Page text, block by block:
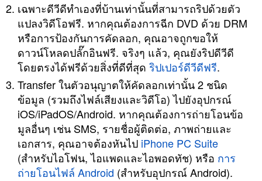
เฉพาะดีวีดีทำเองที่บ้านเท่านั้นที่สามารถริปด้วยตัว
แปลงวิดีโอฟรี. หากคุณต้องการฉีก DVD ด้วย DRM
หรือการป้องกันการคัดลอก, คุณอาจถูกขอให้
ดาวน์โหลดปลั๊กอินฟรี. จริงๆ แล้ว, คุณยังริปดีวีดี
โดยตรงได้ฟรีด้วยสิ่งที่ดีที่สุด ริปเปอร์ดีวีดีฟรี.
Transfer ในตัวอนุญาตให้คัดลอกเท่านั้น 2 ชนิด
ข้อมูล (รวมถึงไฟล์เสียงและวิดีโอ) ไปยังอุปกรณ์
iOS/iPadOS/Android. หากคุณต้องการถ่ายโอนข้อ
มูลอื่นๆ เช่น SMS, รายชื่อผู้ติดต่อ, ภาพถ่ายและ
เอกสาร, คุณอาจต้องหันไป iPhone PC Suite
(สำหรับไอโฟน, ไอแพดและไอพอดทัช) หรือ การ
ถ่ายโอนไฟล์ Android (สำหรับอุปกรณ์ Android).